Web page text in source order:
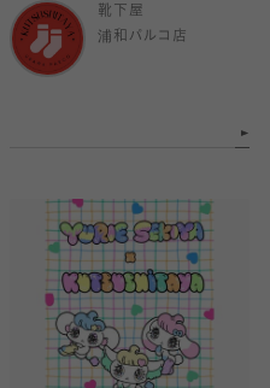
靴下屋
浦和パルコ店